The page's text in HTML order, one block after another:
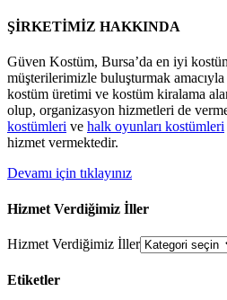
ŞİRKETİMİZ HAKKINDA
Güven Kostüm, Bursa’da en iyi
müşterilerimizle buluşturmak
kostüm üretimi ve kostüm kiralama
olup, organizasyon hizmetleri de
kostümleri ve halk oyunları kostümleri
hizmet vermektedir.
Devamı için tıklayınız
Hizmet Verdiğimiz İller
Hizmet Verdiğimiz İller
Etiketler